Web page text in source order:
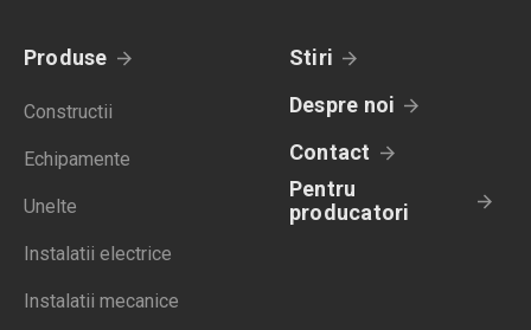
Produse
Constructii
Echipamente
Unelte
Instalatii electrice
Instalatii mecanice
Stiri
Despre noi
Contact
Pentru
producatori